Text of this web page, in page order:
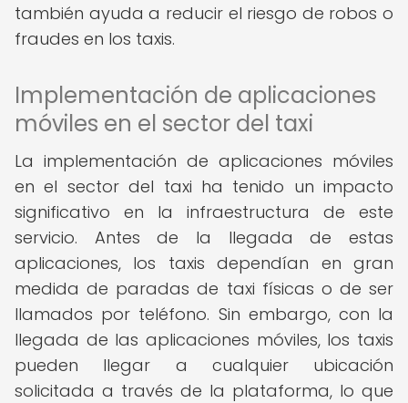
también ayuda a reducir el riesgo de robos o
fraudes en los taxis.
Implementación de aplicaciones
móviles en el sector del taxi
La implementación de aplicaciones móviles
en el sector del taxi ha tenido un impacto
significativo en la infraestructura de este
servicio. Antes de la llegada de estas
aplicaciones, los taxis dependían en gran
medida de paradas de taxi físicas o de ser
llamados por teléfono. Sin embargo, con la
llegada de las aplicaciones móviles, los taxis
pueden llegar a cualquier ubicación
solicitada a través de la plataforma, lo que